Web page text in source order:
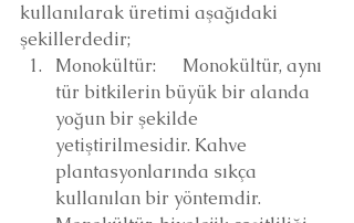
kullanılarak üretimi aşağıdaki
şekillerdedir;
Monokültür:      Monokültür, aynı
tür bitkilerin büyük bir alanda
yoğun bir şekilde
yetiştirilmesidir. Kahve
plantasyonlarında sıkça
kullanılan bir yöntemdir.